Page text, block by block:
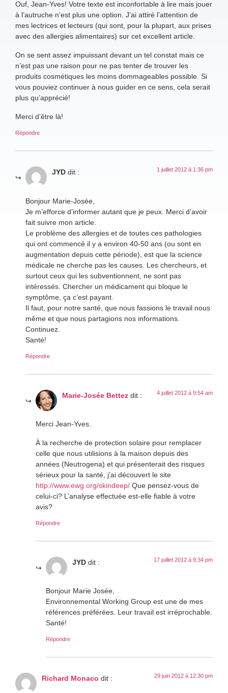
Ouf, Jean-Yves! Votre texte est inconfortable à lire mais jouer
à l’autruche n’est plus une option. J’ai attiré l’attention de
mes lectrices et lecteurs (qui sont, pour la plupart, aux prises
avec des allergies alimentaires) sur cet excellent article.
On se sent assez impuissant devant un tel constat mais ce
n’est pas une raison pour ne pas tenter de trouver les
produits cosmétiques les moins dommageables possible. Si
vous pouviez continuer à nous guider en ce sens, cela serait
plus qu’apprécié!
Merci d’être là!
Répondre
JYD dit : 1 juillet 2012 à 1:36 pm
Bonjour Marie-Josée,
Je m’efforce d’informer autant que je peux. Merci d’avoir
fait suivre mon article.
Le problème des allergies et de toutes ces pathologies
qui ont commencé il y a environ 40-50 ans (ou sont en
augmentation depuis cette période), est que la science
médicale ne cherche pas les causes. Les chercheurs, et
surtout ceux qui les subventionnent, ne sont pas
intéressés. Chercher un médicament qui bloque le
symptôme, ça c’est payant.
Il faut, pour notre santé, que nous fassions le travail nous
même et que nous partagions nos informations.
Continuez.
Santé!
Répondre
Marie-Josée Bettez dit : 4 juillet 2012 à 9:54 am
Merci Jean-Yves.
À la recherche de protection solaire pour remplacer
celle que nous utilisions à la maison depuis des
années (Neutrogena) et qui présenterait des risques
sérieux pour la santé, j’ai découvert le site
http://www.ewg.org/skindeep/ Que pensez-vous de
celui-ci? L’analyse effectuée est-elle fiable à votre
avis?
Répondre
JYD dit : 17 juillet 2012 à 9:34 pm
Bonjour Marie Josée,
Environnemental Working Group est une de mes
références préférées. Leur travail est irréprochable.
Santé!
Répondre
Richard Monaco dit : 29 juin 2012 à 12:30 pm